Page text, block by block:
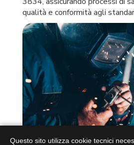
qualità e conformità agli
Questo sito utilizza cookie tecnici